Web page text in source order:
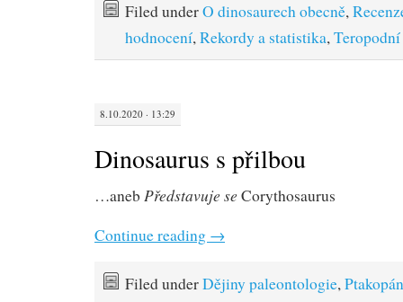
Filed underO dinosaurech obecně,
hodnocení,Rekordy a statistika,
8.10.2020 · 13:29
Dinosaurus s přilbou
…aneb Představuje se Corythosaurus
Continue reading →
Filed underDějiny paleontologie,